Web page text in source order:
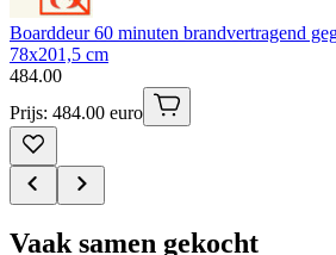
Boarddeur 60 minuten brandvertragend
78x201,5 cm
484.00
Prijs: 484.00 euro
Vaak samen gekocht